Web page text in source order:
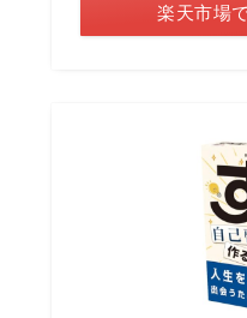
楽天市場